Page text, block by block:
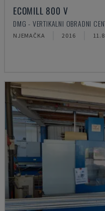
ECOMILL 800 V
DMG - VERTIKALNI OBRADNI
NJEMAČKA 2016